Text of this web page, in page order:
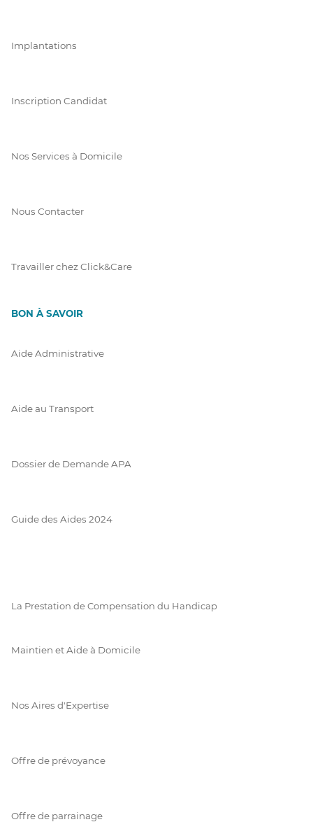
Implantations
Inscription Candidat
Nos Services à Domicile
Nous Contacter
Travailler chez Click&Care
BON À SAVOIR
Aide Administrative
Aide au Transport
Dossier de Demande APA
Guide des Aides 2024
La Prestation de Compensation du Handicap
Maintien et Aide à Domicile
Nos Aires d'Expertise
Offre de prévoyance
Offre de parrainage